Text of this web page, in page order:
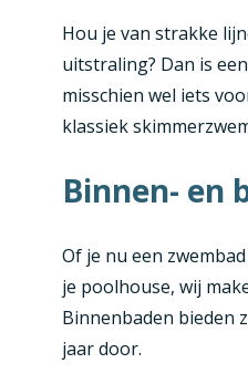
Hou je van strakke
uitstraling? Dan is
misschien wel iets
klassiek
Binnen- en
Of je nu een
je poolhouse, wij
Binnenbaden bieden
jaar door.